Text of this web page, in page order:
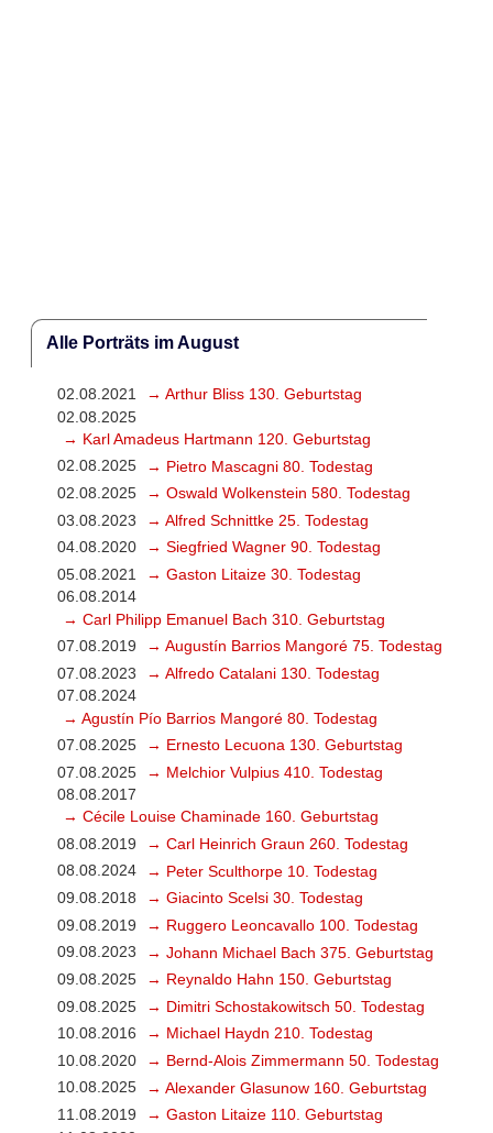
Alle Porträts im August
02.08.2021
→ Arthur Bliss 130. Geburtstag
02.08.2025
→ Karl Amadeus Hartmann 120. Geburtstag
02.08.2025
→ Pietro Mascagni 80. Todestag
02.08.2025
→ Oswald Wolkenstein 580. Todestag
03.08.2023
→ Alfred Schnittke 25. Todestag
04.08.2020
→ Siegfried Wagner 90. Todestag
05.08.2021
→ Gaston Litaize 30. Todestag
06.08.2014
→ Carl Philipp Emanuel Bach 310. Geburtstag
07.08.2019
→ Augustín Barrios Mangoré 75. Todestag
07.08.2023
→ Alfredo Catalani 130. Todestag
07.08.2024
→ Agustín Pío Barrios Mangoré 80. Todestag
07.08.2025
→ Ernesto Lecuona 130. Geburtstag
07.08.2025
→ Melchior Vulpius 410. Todestag
08.08.2017
→ Cécile Louise Chaminade 160. Geburtstag
08.08.2019
→ Carl Heinrich Graun 260. Todestag
08.08.2024
→ Peter Sculthorpe 10. Todestag
09.08.2018
→ Giacinto Scelsi 30. Todestag
09.08.2019
→ Ruggero Leoncavallo 100. Todestag
09.08.2023
→ Johann Michael Bach 375. Geburtstag
09.08.2025
→ Reynaldo Hahn 150. Geburtstag
09.08.2025
→ Dimitri Schostakowitsch 50. Todestag
10.08.2016
→ Michael Haydn 210. Todestag
10.08.2020
→ Bernd-Alois Zimmermann 50. Todestag
10.08.2025
→ Alexander Glasunow 160. Geburtstag
11.08.2019
→ Gaston Litaize 110. Geburtstag